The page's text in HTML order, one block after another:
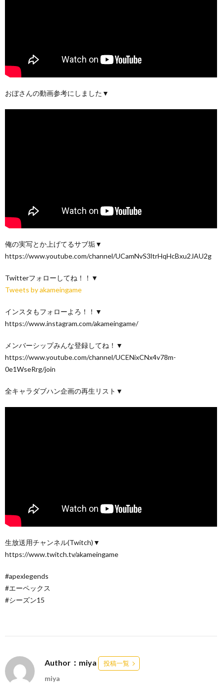
おぼさんの動画参考にしました▼
俺の実写とか上げてるサブ垢▼
https://www.youtube.com/channel/UCamNvS3ltrHqHcBxu2JAU2g
Twitterフォローしてね！！▼
Tweets by akameingame
インスタもフォローよろ！！▼
https://www.instagram.com/akameingame/
メンバーシップみんな登録してね！▼
https://www.youtube.com/channel/UCENixCNx4v78m-
0e1WseRrg/join
全キャラダブハン企画の再生リスト▼
生放送用チャンネル(Twitch)▼
https://www.twitch.tv/akameingame
#apexlegends
#エーペックス
#シーズン15
Author：miya 投稿一覧
miya